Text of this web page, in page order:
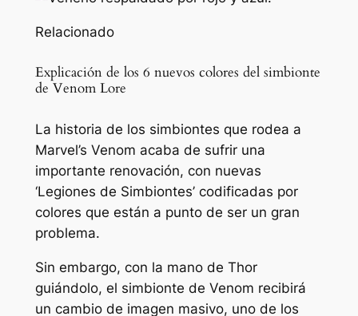
Relacionado
Explicación de los 6 nuevos colores del simbionte
de Venom Lore
La historia de los simbiontes que rodea a
Marvel’s Venom acaba de sufrir una
importante renovación, con nuevas
‘Legiones de Simbiontes’ codificadas por
colores que están a punto de ser un gran
problema.
Sin embargo, con la mano de Thor
guiándolo, el simbionte de Venom recibirá
un cambio de imagen masivo, uno de los